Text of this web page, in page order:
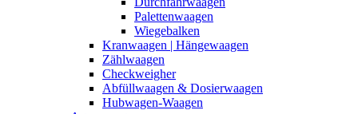
Palettenwaagen
Wiegebalken
Kranwaagen | Hängewaagen
Zählwaagen
Checkweigher
Abfüllwaagen & Dosierwaagen
Hubwagen-Waagen